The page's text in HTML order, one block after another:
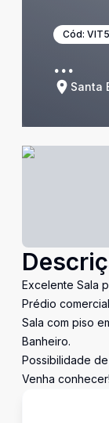
Cód:
...
Santa
Excelente Sala
Prédio
Sala com piso
Banheiro.
Possibilidade
Venha conhecer!